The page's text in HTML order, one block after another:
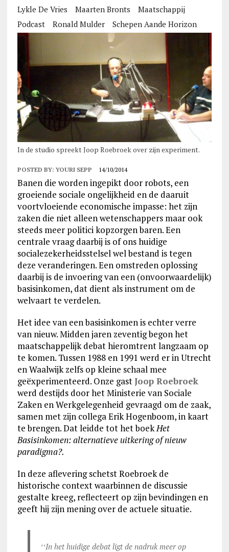
Lykle De Vries
Maarten Bronts
Maatschappij
Podcast
Ronald Mulder Schepen Aande Horizon
In de studio spreekt Joop Roebroek over zijn experiment.
POSTED BY:YOURI SEPP 14/10/2014
Banen die worden ingepikt door robots, een
groeiende sociale ongelijkheid en de daaruit
voortvloeiende economische impasse: het zijn
zaken die niet alleen wetenschappers maar ook
steeds meer politici kopzorgen baren. Een
centrale vraag daarbij is of ons huidige
socialezekerheidsstelsel wel bestand is tegen
deze veranderingen. Een omstreden oplossing
daarbij is de invoering van een (onvoorwaardelijk)
basisinkomen, dat dient als instrument om de
welvaart te verdelen.
Het idee van een basisinkomen is echter verre
van nieuw. Midden jaren zeventig begon het
maatschappelijk debat hieromtrent langzaam op
te komen. Tussen 1988 en 1991 werd er in Utrecht
en Waalwijk zelfs op kleine schaal mee
geëxperimenteerd. Onze gastJoop Roebroek
werd destijds door het Ministerie van Sociale
Zaken en Werkgelegenheid gevraagd om de zaak,
samen met zijn collega Erik Hogenboom, in kaart
te brengen. Dat leidde tot het boekHet
Basisinkomen: alternatieve uitkering of nieuw
paradigma?.
In deze aflevering schetst Roebroek de
historische context waarbinnen de discussie
gestalte kreeg, reflecteert op zijn bevindingen en
geeft hij zijn mening over de actuele situatie.
ʻʻIn het huidige debat ligt de nadruk meer op